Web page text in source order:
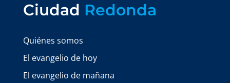
Ciudad Redonda
Quiénes somos
El evangelio de hoy
El evangelio de mañana